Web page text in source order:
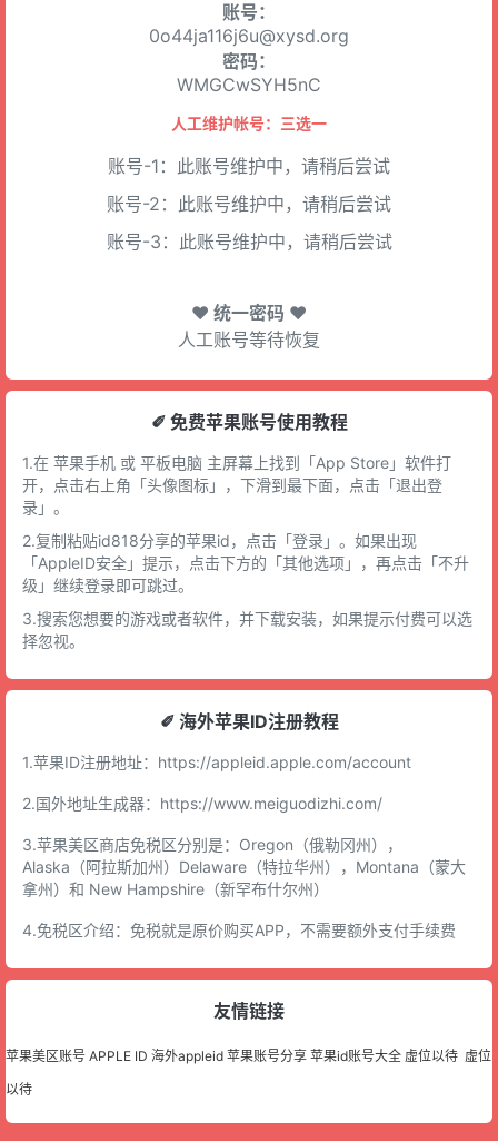
账号：
0o44ja116j6u@xysd.org
密码：
WMGCwSYH5nC
人工维护帐号：三选一
账号-1：此账号维护中，请稍后尝试
账号-2：此账号维护中，请稍后尝试
账号-3：此账号维护中，请稍后尝试
♥ 统一密码 ♥
人工账号等待恢复
✐ 免费苹果账号使用教程
1.在 苹果手机 或 平板电脑 主屏幕上找到「App Store」软件打
开，点击右上角「头像图标」，下滑到最下面，点击「退出登
录」。
2.复制粘贴id818分享的苹果id，点击「登录」。如果出现
「AppleID安全」提示，点击下方的「其他选项」，再点击「不升
级」继续登录即可跳过。
3.搜索您想要的游戏或者软件，并下载安装，如果提示付费可以选
择忽视。
✐ 海外苹果ID注册教程
1.苹果ID注册地址： https://appleid.apple.com/account
2.国外地址生成器： https://www.meiguodizhi.com/
3.苹果美区商店免税区分别是：Oregon（俄勒冈州），
Alaska（阿拉斯加州）Delaware（特拉华州），Montana（蒙大
拿州）和 New Hampshire（新罕布什尔州）
4.免税区介绍：免税就是原价购买APP，不需要额外支付手续费
友情链接
苹果美区账号 APPLE ID 海外appleid 苹果账号分享 苹果id账号大全 虚位以待 虚位
以待